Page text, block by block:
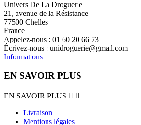
Univers De La Droguerie
21, avenue de la Résistance
77500 Chelles
France
Appelez-nous : 01 60 20 66 73
Écrivez-nous : unidroguerie@gmail.com
Informations
EN SAVOIR PLUS
EN SAVOIR PLUS  
Livraison
Mentions légales